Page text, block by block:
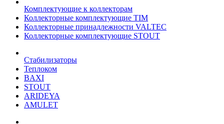
Комплектующие к коллекторам
Коллекторные комплектующие TIM
Коллекторные принадлежности VALTEC
Коллекторные комплектующие STOUT
Стабилизаторы
Теплоком
BAXI
STOUT
ARIDEYA
AMULET